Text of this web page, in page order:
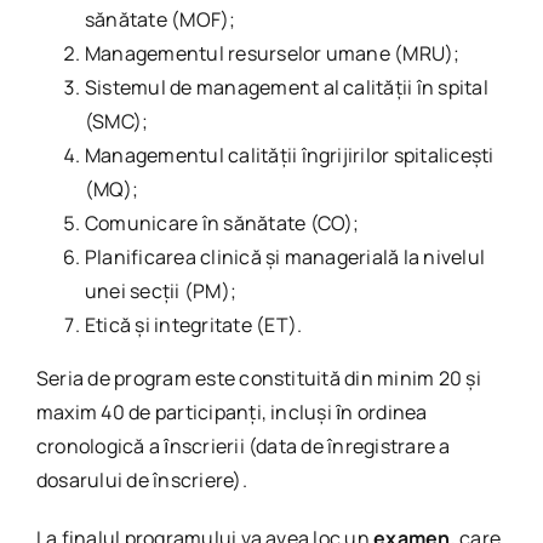
sănătate (MOF);
Managementul resurselor umane (MRU);
Sistemul de management al calităţii în spital
(SMC);
Managementul calităţii îngrijirilor spitaliceşti
(MQ);
Comunicare în sănătate (CO);
Planificarea clinică și managerială la nivelul
unei secții (PM);
Etică și integritate (ET).
Seria de program este constituită din minim 20 și
maxim 40 de participanţi, incluși ȋn ordinea
cronologică a ȋnscrierii (data de înregistrare a
dosarului de înscriere).
La finalul programului va avea loc unexamen, care